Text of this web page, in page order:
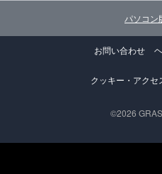
パソコン
お問い合わせ
クッキー・アクセ
©2026